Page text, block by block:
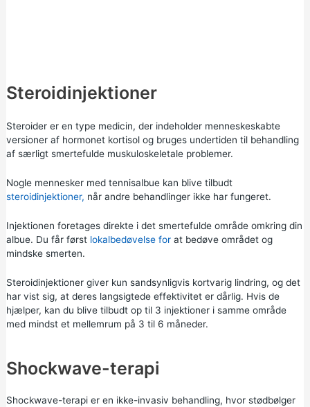
Steroidinjektioner
Steroiderer en type medicin, der indeholder menneskeskabte
versioner af hormonet kortisol og bruges undertiden til behandling
af særligt smertefulde muskuloskeletale problemer.
Nogle mennesker med tennisalbue kan blive tilbudt
steroidinjektioner, når andre behandlinger ikke har fungeret.
Injektionen foretages direkte i det smertefulde område omkring din
albue. Du får først lokalbedøvelse forat bedøve området og
mindske smerten.
Steroidinjektioner giver kun sandsynligvis kortvarig lindring, og det
har vist sig, at deres langsigtede effektivitet er dårlig. Hvis de
hjælper, kan du blive tilbudt op til 3 injektioner i samme område
med mindst et mellemrum på 3 til 6 måneder.
Shockwave-terapi
Shockwave-terapi er en ikke-invasiv behandling, hvor stødbølger